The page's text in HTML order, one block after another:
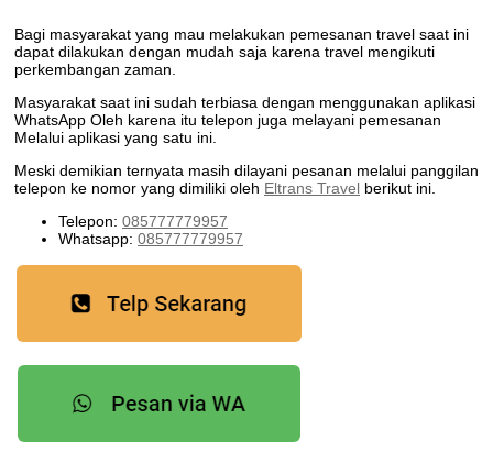
Bagi masyarakat yang mau melakukan pemesanan travel saat ini
dapat dilakukan dengan mudah saja karena travel mengikuti
perkembangan zaman.
Masyarakat saat ini sudah terbiasa dengan menggunakan aplikasi
WhatsApp Oleh karena itu telepon juga melayani pemesanan
Melalui aplikasi yang satu ini.
Meski demikian ternyata masih dilayani pesanan melalui panggilan
telepon ke nomor yang dimiliki oleh Eltrans Travel berikut ini.
Telepon: 085777779957
Whatsapp: 085777779957